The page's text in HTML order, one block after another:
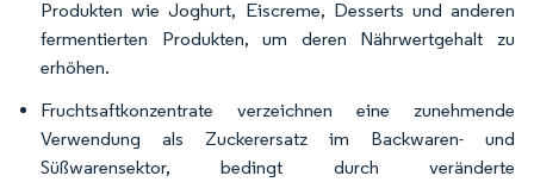
Produkten wie Joghurt, Eiscreme, Desserts und anderen
fermentierten Produkten, um deren Nährwertgehalt zu
erhöhen.
Fruchtsaftkonzentrate verzeichnen eine zunehmende
Verwendung als Zuckerersatz im Backwaren- und
Süßwarensektor, bedingt durch veränderte